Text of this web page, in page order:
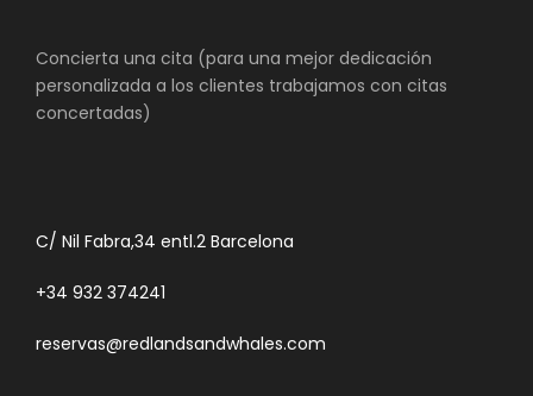
Concierta una cita (para una mejor dedicación
personalizada a los clientes trabajamos con citas
concertadas)
C/ Nil Fabra,34 entl.2 Barcelona
+34 932 374241
reservas@redlandsandwhales.com